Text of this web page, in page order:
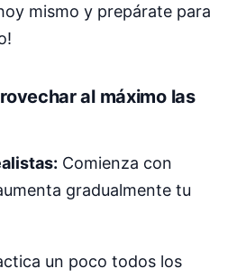
mismo y prepárate para
al máximo las
Comienza con
gradualmente tu
un poco todos los